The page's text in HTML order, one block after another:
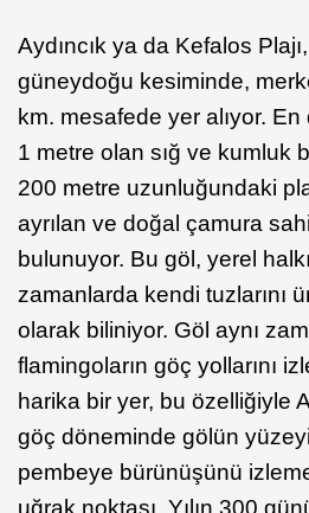
Aydıncık ya da Kefalos
güneydoğu kesiminde,
km. mesafede yer alıyor. En
1 metre olan sığ ve kumluk
200 metre uzunluğundaki
ayrılan ve doğal çamura
bulunuyor. Bu göl, yerel
zamanlarda kendi tuzlarını
olarak biliniyor. Göl aynı
flamingoların göç yollarını
harika bir yer, bu özelliğiyle
göç döneminde gölün
pembeye bürünüşünü
uğrak noktası. Yılın 300